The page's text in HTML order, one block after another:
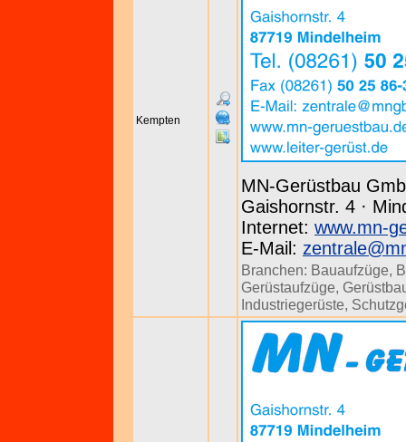
Kempten
MN-Gerüstbau
Gaishornstr. 4 ·
Internet: www.mn-
E-Mail:
Branchen: Bauaufzüge,
Gerüstaufzüge,
Industriegerüste,